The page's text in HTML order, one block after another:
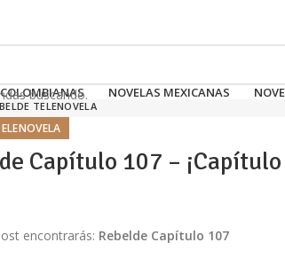
NOVELAS MEXICANAS
TELENOVELA
Capítulo 107 –
encontrarás: Rebelde Capítulo 107
buscando.